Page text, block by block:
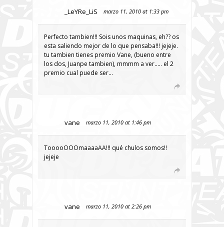
_LeYRe_LiS marzo 11, 2010 at 1:33 pm
Perfecto tambien!!! Sois unos maquinas, eh?? os
esta saliendo mejor de lo que pensaba!!! jejeje.
tu tambien tienes premio Vane, (bueno entre
los dos, Juanpe tambien), mmmm a ver….. el 2
premio cual puede ser…
vane marzo 11, 2010 at 1:46 pm
TooooOOOmaaaaAA!!! qué chulos somos!!
jejeje
vane marzo 11, 2010 at 2:26 pm